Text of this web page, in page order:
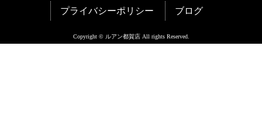
プライバシーポリシー ブログ
Copyright © ルアン都賀店 All rights Reserved.